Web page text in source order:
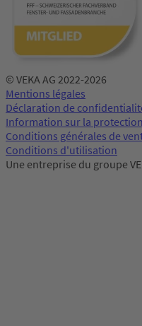
© VEKA AG 2022-2026
Mentions légales
Déclaration de
Information sur la
Conditions générales de
Conditions d'utilisation
Une entreprise du groupe